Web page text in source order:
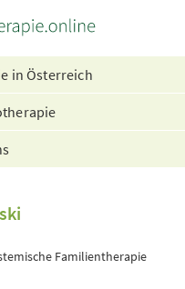
in Österreich
Familientherapie